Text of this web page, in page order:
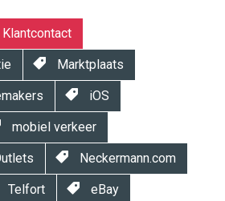
Klantcontact
Marktplaats
iOS
mobiel verkeer
Neckermann.com
Telfort eBay